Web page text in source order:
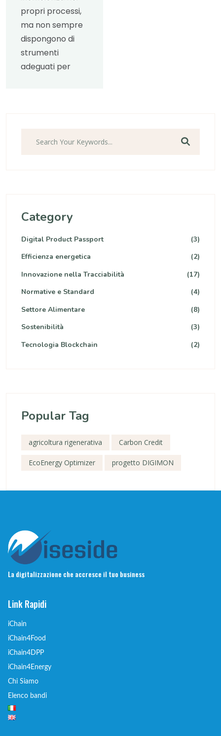
propri processi,
ma non sempre
dispongono di
strumenti
adeguati per
Category
Digital Product Passport
(3)
Efficienza energetica
(2)
Innovazione nella Tracciabilità
(17)
Normative e Standard
(4)
Settore Alimentare
(8)
Sostenibilità
(3)
Tecnologia Blockchain
(2)
Popular Tag
agricoltura rigenerativa Carbon Credit
EcoEnergy Optimizer progetto DIGIMON
La digitalizzazione che accresce il tuo business
Link Rapidi
iChain
iChain4Food
iChain4DPP
iChain4Energy
Chi Siamo
Elenco bandi